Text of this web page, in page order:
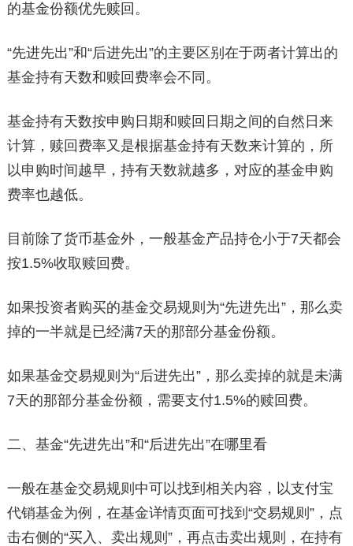
的基金份额优先赎回。
“先进先出”和“后进先出”的主要区别在于两者计算出的
基金持有天数和赎回费率会不同。
基金持有天数按申购日期和赎回日期之间的自然日来
计算，赎回费率又是根据基金持有天数来计算的，所
以申购时间越早，持有天数就越多，对应的基金申购
费率也越低。
目前除了货币基金外，一般基金产品持仓小于7天都会
按1.5%收取赎回费。
如果投资者购买的基金交易规则为“先进先出”，那么卖
掉的一半就是已经满7天的那部分基金份额。
如果基金交易规则为“后进先出”，那么卖掉的就是未满
7天的那部分基金份额，需要支付1.5%的赎回费。
二、基金“先进先出”和“后进先出”在哪里看
一般在基金交易规则中可以找到相关内容，以支付宝
代销基金为例，在基金详情页面可找到“交易规则”，点
击右侧的“买入、卖出规则”，再点击卖出规则，在持有